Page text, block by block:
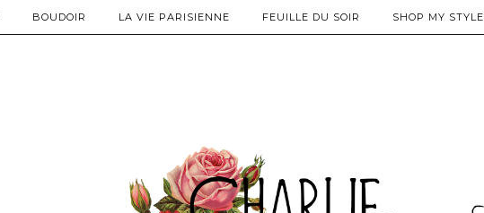
BOUDOIR LA VIE PARISIENNE FEUILLE DU SOIR SHOP MY STYLE